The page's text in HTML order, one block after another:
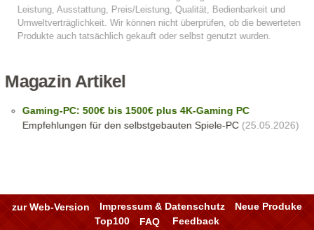
Magazin Artikel
Gaming-PC: 500€ bis 1500€ plus 4K-Gaming PC
Empfehlungen für den selbstgebauten Spiele-PC(25.05.2026)
zur Web-Version Impressum & Datenschutz
Neue Produke
Top100
FAQ Feedback